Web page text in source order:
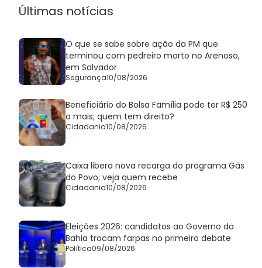
Últimas notícias
O que se sabe sobre ação da PM que
terminou com pedreiro morto no Arenoso,
em Salvador
Segurança10/08/2026
Beneficiário do Bolsa Família pode ter R$ 250
a mais; quem tem direito?
Cidadania10/08/2026
Caixa libera nova recarga do programa Gás
do Povo; veja quem recebe
Cidadania10/08/2026
Eleições 2026: candidatos ao Governo da
Bahia trocam farpas no primeiro debate
Política09/08/2026